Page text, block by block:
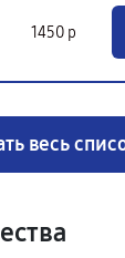
1450 р
весь